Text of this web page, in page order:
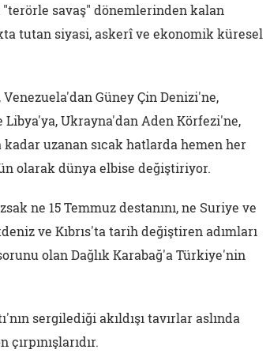
"terörle savaş" dönemlerinden kalan
tutan siyasi, askerî ve ekonomik küresel
Güney Çin Denizi'ne,
Ukrayna'dan Aden Körfezi'ne,
uzanan sıcak hatlarda hemen her
olarak dünya elbise değiştiriyor.
ne 15 Temmuz destanını, ne Suriye ve
ve Kıbrıs'ta tarih değiştiren adımları
olan Dağlık Karabağ'a Türkiye'nin
sergilediği akıldışı tavırlar aslında